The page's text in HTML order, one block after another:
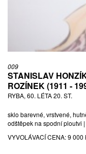
009
STANISLAV
ROZÍNEK (1911 -
RYBA, 60. LÉTA 20. ST.
sklo barevné, vrstvené,
odštěpek na spodní ploutvi
VYVOLÁVACÍ CENA:9 000